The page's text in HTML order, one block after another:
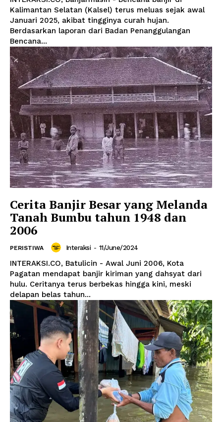
Kalimantan Selatan (Kalsel) terus meluas sejak awal
Januari 2025, akibat tingginya curah hujan.
Berdasarkan laporan dari Badan Penanggulangan
Bencana...
Cerita Banjir Besar yang Melanda
Tanah Bumbu tahun 1948 dan
2006
PERISTIWA Interaksi - 11/June/2024
INTERAKSI.CO, Batulicin - Awal Juni 2006, Kota
Pagatan mendapat banjir kiriman yang dahsyat dari
hulu. Ceritanya terus berbekas hingga kini, meski
delapan belas tahun...